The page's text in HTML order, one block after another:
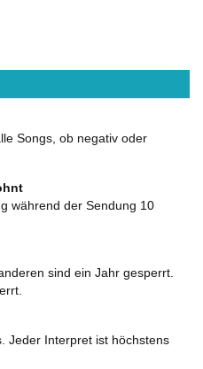
Songs, ob negativ oder
während der Sendung 10
sind ein Jahr gesperrt.
Jeder Interpret ist höchstens